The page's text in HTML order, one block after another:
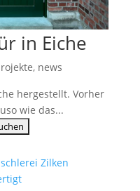
in Eiche
, news
hergestellt. Vorher
wie das...
Zilken